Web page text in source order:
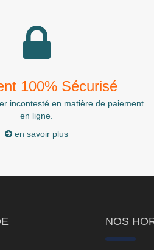
100% Sécurisé
incontesté en matière de paiement
en ligne.
en savoir plus
NOS